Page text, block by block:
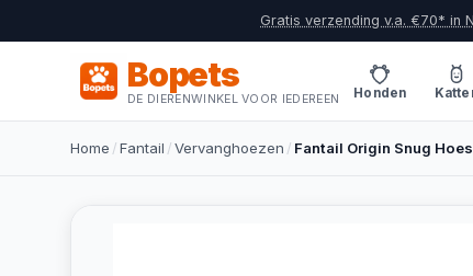
Gratis verzending v.a. €70* in
Bopets
DE DIERENWINKEL VOOR IEDEREEN Honden
Home /Fantail /Vervanghoezen / Fantail Origin Snug